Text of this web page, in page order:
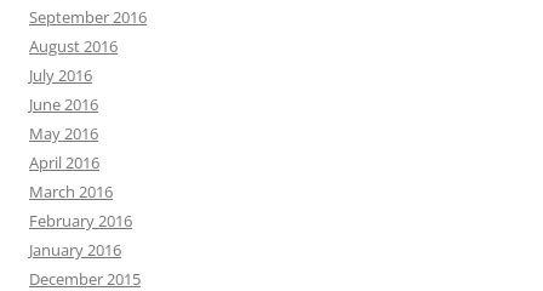
September 2016
August 2016
July 2016
June 2016
May 2016
April 2016
March 2016
February 2016
January 2016
December 2015